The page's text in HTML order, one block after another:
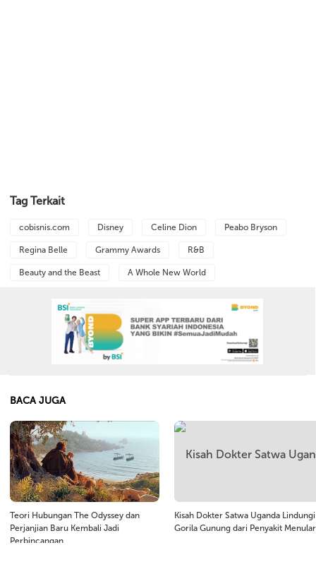
Tag Terkait
cobisnis.com Disney Celine Dion Peabo Bryson
Regina Belle Grammy Awards R&B
Beauty and the Beast A Whole New World
BACA JUGA
Teori Hubungan The Odyssey dan
Perjanjian Baru Kembali Jadi
Perbincangan
Kisah Dokter Satwa Uganda Lindungi
Gorila Gunung dari Penyakit Menular